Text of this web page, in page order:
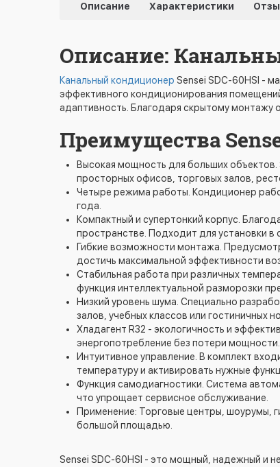
Описание Характеристики
Описание:
Канальный кондиционер Sensei SDC-60HSI -
эффективного кондиционирования
адаптивность. Благодаря скрытому монтажу
Преимущества
Высокая мощность для больших
просторных офисов, торговых залов,
Четыре режима работы. Кондиционер
года.
Компактный и супертонкий корпус.
пространстве. Подходит для установки
Гибкие возможности монтажа.
достичь максимальной эффективности
Стабильная работа при различных
функция интеллектуальной разморозки
Низкий уровень шума. Специально
залов, учебных классов или гостиничных
Хладагент R32 - экологичность и
энергопотребление без потери мощности.
Интуитивное управление. В комплект
температуру и активировать нужные
Функция самодиагностики. Система
что упрощает сервисное обслуживание.
Применение: Торговые центры, шоурумы,
большой площадью.
Sensei SDC-60HSI - это мощный, надежный и